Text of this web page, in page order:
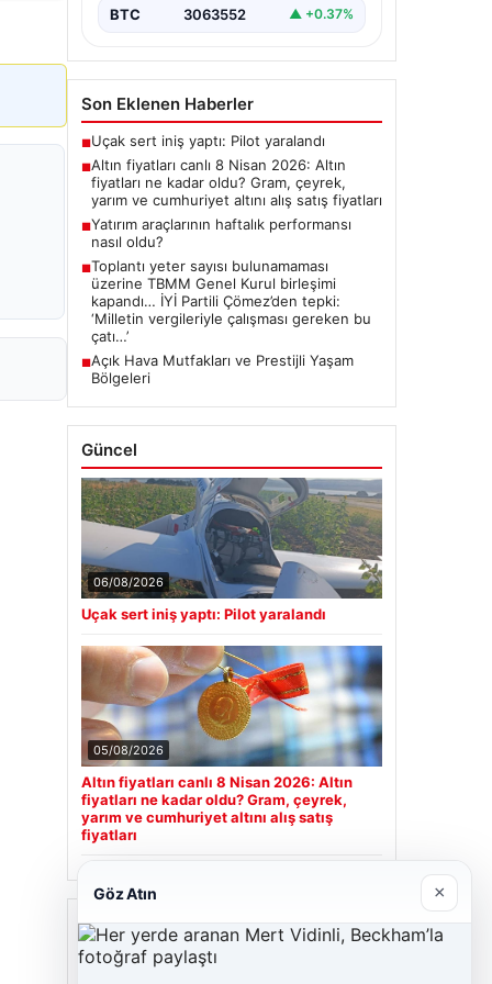
BTC 3063552 ▲ +0.37%
Son Eklenen Haberler
■Uçak sert iniş yaptı: Pilot yaralandı
■Altın fiyatları canlı 8 Nisan 2026: Altın
fiyatları ne kadar oldu? Gram, çeyrek,
yarım ve cumhuriyet altını alış satış fiyatları
■Yatırım araçlarının haftalık performansı
nasıl oldu?
■Toplantı yeter sayısı bulunamaması
üzerine TBMM Genel Kurul birleşimi
kapandı… İYİ Partili Çömez’den tepki:
‘Milletin vergileriyle çalışması gereken bu
çatı…’
■Açık Hava Mutfakları ve Prestijli Yaşam
Bölgeleri
Güncel
06/08/2026
Uçak sert iniş yaptı: Pilot yaralandı
05/08/2026
Altın fiyatları canlı 8 Nisan 2026: Altın
fiyatları ne kadar oldu? Gram, çeyrek,
yarım ve cumhuriyet altını alış satış
fiyatları
Son Eklenen Firmalar
Hastaş Beton
Göz Atın ×